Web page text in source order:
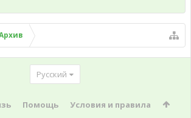
Русский
Помощь Условия и правила